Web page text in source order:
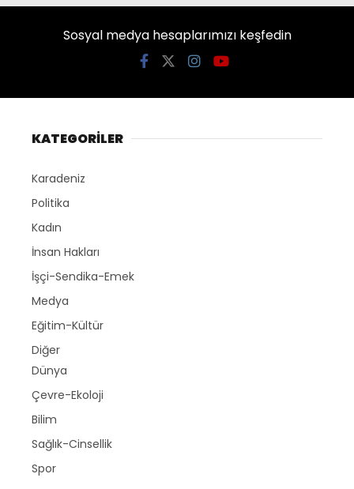
Sosyal medya hesaplarımızı keşfedin
KATEGORİLER
Karadeniz
Politika
Kadın
İnsan Hakları
İşçi-Sendika-Emek
Medya
Eğitim-Kültür
Diğer
Dünya
Çevre-Ekoloji
Bilim
Sağlık-Cinsellik
Spor